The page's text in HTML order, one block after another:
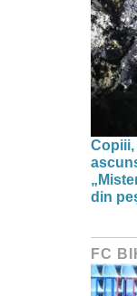
din
FC